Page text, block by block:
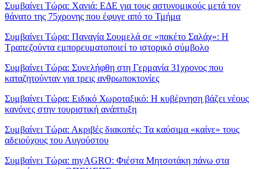
Συμβαίνει Τώρα: Χανιά: ΕΔΕ για τους αστυνομικούς μετά τον
θάνατο της 75χρονης που έφυγε από το Τμήμα
Συμβαίνει Τώρα: Παναγία Σουμελά σε «πακέτο Σαλάχ»: Η
Τραπεζούντα εμπορευματοποιεί το ιστορικό σύμβολο
Συμβαίνει Τώρα: Συνελήφθη στη Γερμανία 31χρονος που
καταζητούνταν για τρεις ανθρωποκτονίες
Συμβαίνει Τώρα: Ειδικό Χωροταξικό: Η κυβέρνηση βάζει νέους
κανόνες στην τουριστική ανάπτυξη
Συμβαίνει Τώρα: Ακριβές διακοπές: Τα καύσιμα «καίνε» τους
αδειούχους του Αυγούστου
Συμβαίνει Τώρα: myAGRO: Φιέστα Μητσοτάκη πάνω στα